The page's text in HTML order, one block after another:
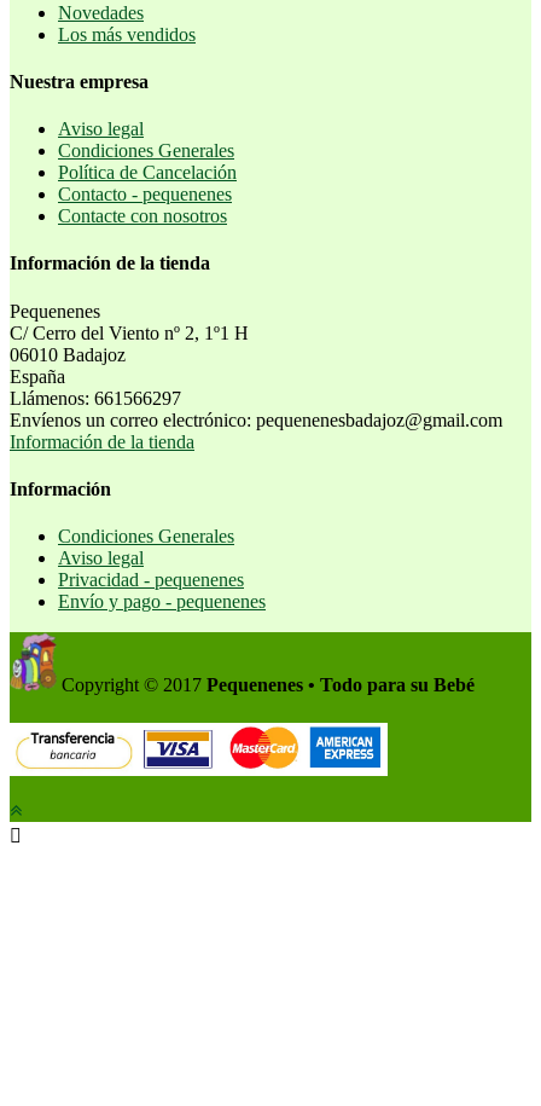
Novedades
Los más vendidos
Nuestra empresa
Aviso legal
Condiciones Generales
Política de Cancelación
Contacto - pequenenes
Contacte con nosotros
Información de la tienda
Pequenenes
C/ Cerro del Viento nº 2, 1º1 H
06010 Badajoz
España
Llámenos: 661566297
Envíenos un correo electrónico: pequenenesbadajoz@gmail.com
Información de la tienda
Información
Condiciones Generales
Aviso legal
Privacidad - pequenenes
Envío y pago - pequenenes
Copyright © 2017 Pequenenes • Todo para su Bebé
